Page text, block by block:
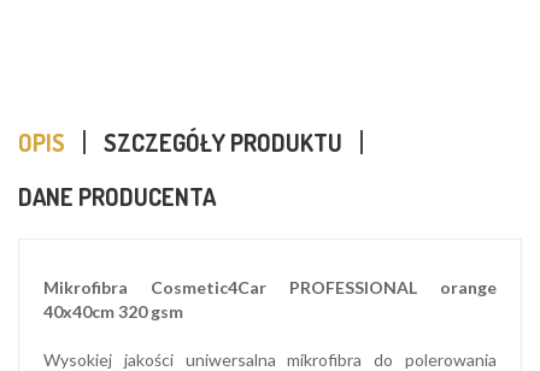
OPIS
SZCZEGÓŁY PRODUKTU
DANE PRODUCENTA
Mikrofibra Cosmetic4Car PROFESSIONAL orange
40x40cm 320 gsm
Wysokiej jakości uniwersalna mikrofibra do polerowania